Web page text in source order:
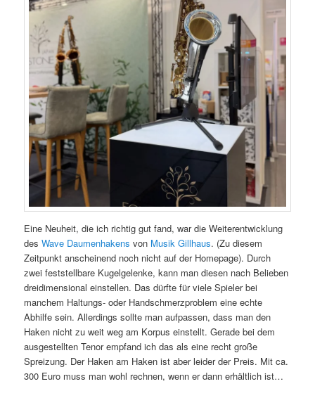
Eine Neuheit, die ich richtig gut fand, war die Weiterentwicklung
desWave Daumenhakens von Musik Gillhaus. (Zu diesem
Zeitpunkt anscheinend noch nicht auf der Homepage). Durch
zwei feststellbare Kugelgelenke, kann man diesen nach Belieben
dreidimensional einstellen. Das dürfte für viele Spieler bei
manchem Haltungs- oder Handschmerzproblem eine echte
Abhilfe sein. Allerdings sollte man aufpassen, dass man den
Haken nicht zu weit weg am Korpus einstellt. Gerade bei dem
ausgestellten Tenor empfand ich das als eine recht große
Spreizung. Der Haken am Haken ist aber leider der Preis. Mit ca.
300 Euro muss man wohl rechnen, wenn er dann erhältlich ist…